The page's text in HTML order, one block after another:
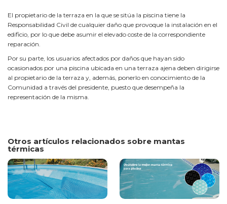
El propietario de la terraza en la que se sitúa la piscina tiene la
Responsabilidad Civil de cualquier daño que provoque la instalación en el
edificio, por lo que debe asumir el elevado coste de la correspondiente
reparación.
Por su parte, los usuarios afectados por daños que hayan sido
ocasionados por una piscina ubicada en una terraza ajena deben dirigirse
al propietario de la terraza y, además, ponerlo en conocimiento de la
Comunidad a través del presidente, puesto que desempeña la
representación de la misma.
Otros artículos relacionados sobre mantas
térmicas